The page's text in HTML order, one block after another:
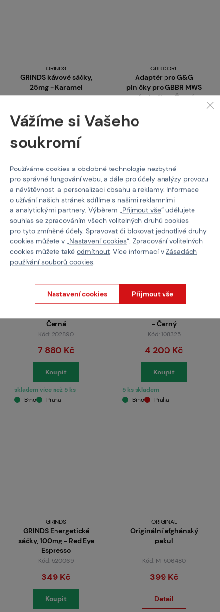
GRINDS
GRINDS kávové sáčky,
25mg - Karamel
259 Kč
Koupit
Brno
Praha
GBB.CORE
Adaptér pro G&G
plničky pro GBBR MWS
zásobníky - Černá
Brno
Praha
SPECNA ARMS
MK18 Daniel Defense®
Černá
Kód: 202890
7 880 Kč
Koupit
skladem více než 5 ks
Brno
Praha
WADSN
Taktický XBAL- Mini, kov
- Černý
Kód: 108325
4 200 Kč
Koupit
5 ks skladem
Brno
Praha
GRINDS
GRINDS Energetické
sáčky, 100mg - Red Eye
Espresso
Kód: 520069
349 Kč
Koupit
ORIGINAL
Originální afghánský
pakul
Kód: M-506480
399 Kč
Detail
Vážíme si Vašeho
soukromí
Používáme cookies a obdobné technologie nezbytné
pro správné fungování webu, a dále pro účely analýzy provozu
a návštěvnosti a personalizaci obsahu a reklamy. Informace
o užívání našich stránek sdílíme s našimi reklamními
a analytickými partnery. Výběrem „Přijmout vše“ udělujete
souhlas se zpracováním všech volitelných druhů cookies
pro tyto zmíněné účely. Spravovat či blokovat jednotlivé druhy
cookies můžete v „Nastavení cookies“. Zpracování volitelných
cookies můžete také odmítnout. Více informací v Zásadách
používání souborů cookies.
Nastavení cookies Přijmout vše